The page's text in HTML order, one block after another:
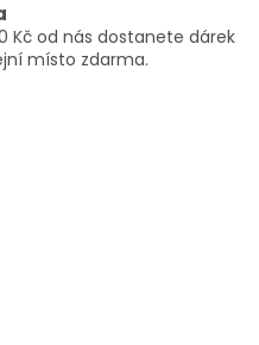
Kč od nás dostanete dárek
místo zdarma.